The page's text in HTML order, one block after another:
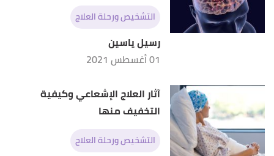
التشخيص ورحلة العلاج
رسيل ياسين
01 أغسطس 2021
آثار العلاج الإشعاعي وكيفية
التخفيف منها
التشخيص ورحلة العلاج